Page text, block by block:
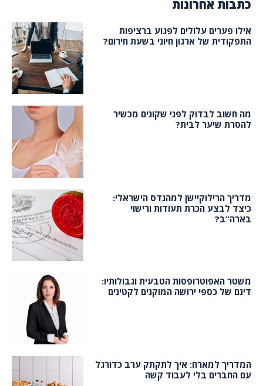
כתבות אחרונות
אילו פערים עלולים לפגוע ברציפות
התפקודית של ארגון חיוני בשעת חירום?
מה חשוב לבדוק לפני שקונים מכשיר
להסרת שיער לבית?
מדריך הרילוקיישן למהנדס הישראלי:
כיצד לבצע הכרת תעודות ורישוי
בארה”ב?
משטר האפוטרופסות הטבעית וגבולותיו:
דינם של כספי ירושה המוקנים לקטינים
המדריך למארח: איך לתקתק ערב כדורגל
עם החברים בלי לעבוד קשה